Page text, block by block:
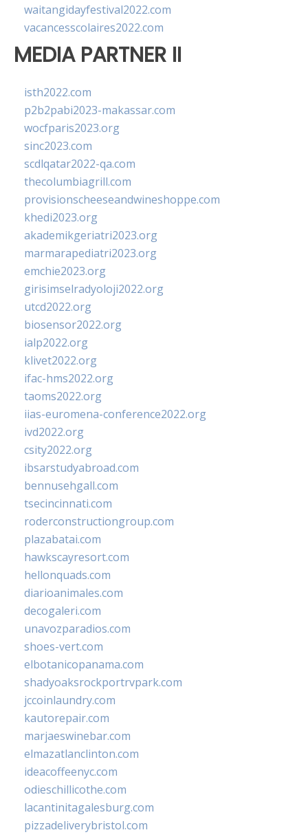
waitangidayfestival2022.com
vacancesscolaires2022.com
MEDIA PARTNER II
isth2022.com
p2b2pabi2023-makassar.com
wocfparis2023.org
sinc2023.com
scdlqatar2022-qa.com
thecolumbiagrill.com
provisionscheeseandwineshoppe.com
khedi2023.org
akademikgeriatri2023.org
marmarapediatri2023.org
emchie2023.org
girisimselradyoloji2022.org
utcd2022.org
biosensor2022.org
ialp2022.org
klivet2022.org
ifac-hms2022.org
taoms2022.org
iias-euromena-conference2022.org
ivd2022.org
csity2022.org
ibsarstudyabroad.com
bennusehgall.com
tsecincinnati.com
roderconstructiongroup.com
plazabatai.com
hawkscayresort.com
hellonquads.com
diarioanimales.com
decogaleri.com
unavozparadios.com
shoes-vert.com
elbotanicopanama.com
shadyoaksrockportrvpark.com
jccoinlaundry.com
kautorepair.com
marjaeswinebar.com
elmazatlanclinton.com
ideacoffeenyc.com
odieschillicothe.com
lacantinitagalesburg.com
pizzadeliverybristol.com